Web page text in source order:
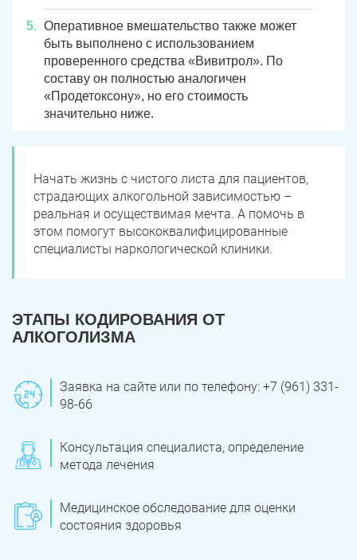
Оперативное вмешательство также может
быть выполнено с использованием
проверенного средства «Вивитрол». По
составу он полностью аналогичен
«Продетоксону», но его стоимость
значительно ниже.
Начать жизнь с чистого листа для пациентов,
страдающих алкогольной зависимостью –
реальная и осуществимая мечта. А помочь в
этом помогут высококвалифицированные
специалисты наркологической клиники.
ЭТАПЫ КОДИРОВАНИЯ ОТ
АЛКОГОЛИЗМА
Заявка на сайте или по телефону: +7 (961) 331-
98-66
Консультация специалиста, определение
метода лечения
Медицинское обследование для оценки
состояния здоровья
ПОЛУЧИТЬ ПОМОЩЬ
ПОЛУЧИТЬ ПОМОЩЬ
Челябинск
Первомайский
ПОЛУЧИТЬ ПОМОЩЬ